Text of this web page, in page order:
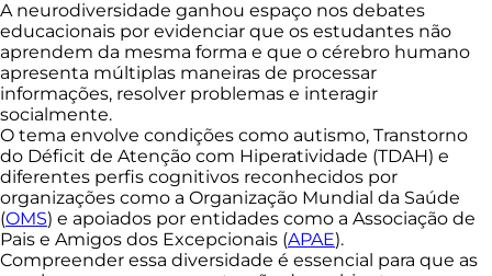
A neurodiversidade ganhou espaço nos debates
educacionais por evidenciar que os estudantes não
aprendem da mesma forma e que o cérebro humano
apresenta múltiplas maneiras de processar
informações, resolver problemas e interagir
socialmente.
O tema envolve condições como autismo, Transtorno
do Déficit de Atenção com Hiperatividade (TDAH) e
diferentes perfis cognitivos reconhecidos por
organizações como a Organização Mundial da Saúde
(OMS) e apoiados por entidades como a Associação de
Pais e Amigos dos Excepcionais (APAE).
Compreender essa diversidade é essencial para que as